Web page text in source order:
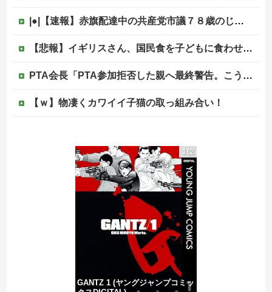
|●|【速報】赤旗配達中の共産党市議７８歳のじいさん、左に寄りすぎたか車で民家当て逃げ
【悲報】イギリスさん、国民食を子どもに食わせるのを諦めるｗｗｗｗｗｗｗ
PTA会長「PTA参加拒否した親へ最終警告。こうなってもいい？」
【ｗ】物凄くカワイイ子猫の取っ組み合い！
【画像】サンモニの女子アナさん、日曜の朝から素材を提供してしまう
中国、三峡ダムが全開放流。長江流域で深刻な洪水被害
この中国人親子やばすぎる。日本で窃盗
1位
GANTZ 1 (ヤングジャンプコミッ